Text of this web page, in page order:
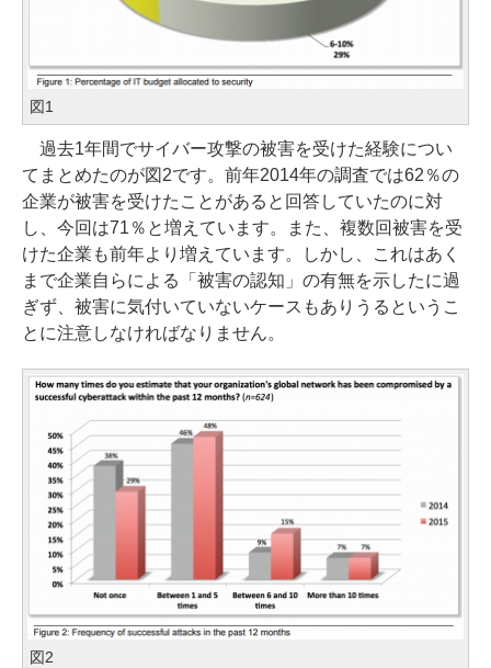
図1
過去1年間でサイバー攻撃の被害を受けた経験につい
てまとめたのが図2です。前年2014年の調査では62％の
企業が被害を受けたことがあると回答していたのに対
し、今回は71％と増えています。また、複数回被害を受
けた企業も前年より増えています。しかし、これはあく
まで企業自らによる「被害の認知」の有無を示したに過
ぎず、被害に気付いていないケースもありうるというこ
とに注意しなければなりません。
図2